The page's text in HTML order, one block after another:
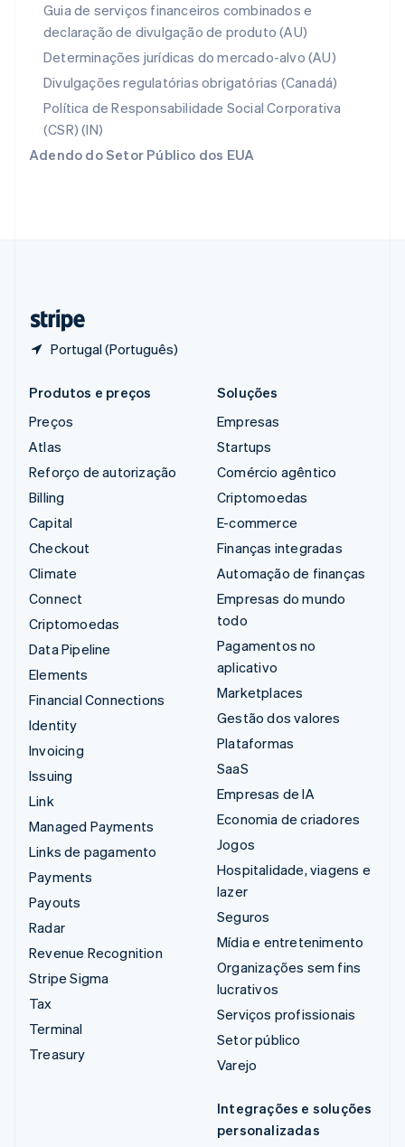
Guia de serviços financeiros combinados e
declaração de divulgação de produto (AU)
Determinações jurídicas do mercado-alvo (AU)
Divulgações regulatórias obrigatórias (Canadá)
Política de Responsabilidade Social Corporativa
(CSR) (IN)
Adendo do Setor Público dos EUA
Portugal (Português)
Português English
RAE de Hong Kong, China
English简体中文
Reino Unido
English
República Tcheca
English
English
Produtos e preços
Preços
Atlas
Reforço de autorização
Billing
Capital
Checkout
Climate
Connect
Criptomoedas
Data Pipeline
Elements
Financial Connections
Identity
Invoicing
Issuing
Link
Managed Payments
Links de pagamento
Payments
Payouts
Radar
Revenue Recognition
Stripe Sigma
Tax
Terminal
Treasury
Soluções
Empresas
Startups
Comércio agêntico
Criptomoedas
E-commerce
Finanças integradas
Automação de finanças
Empresas do mundo
todo
Pagamentos no
aplicativo
Marketplaces
Gestão dos valores
Plataformas
SaaS
Empresas de IA
Economia de criadores
Jogos
Hospitalidade, viagens e
lazer
Seguros
Mídia e entretenimento
Organizações sem fins
lucrativos
Serviços profissionais
Setor público
Varejo
Integrações e soluções
personalizadas